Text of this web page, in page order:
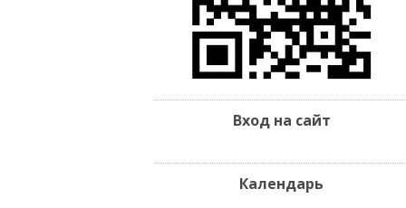
Вход на сайт
Календарь